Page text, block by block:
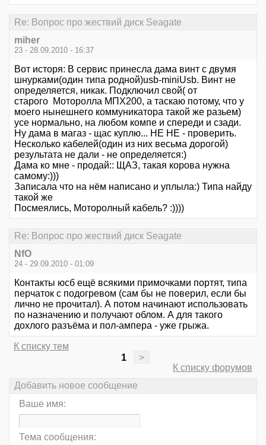
Re: Вопрос про жествий диск Seagate
miher
23 - 28.09.2010 - 16:37
Вот исторя: В сервис принесла дама винт с двумя
шнурками(один типа родной)usb-miniUsb. Винт не
определяется, никак. Подключил свой( от
старого Моторолла МПХ200, а таскаю потому, что у
моего нынешнего коммуникатора такой же разьем)
усе нормально, на любом компе и спереди и сзади.
Ну дама в магаз - щас куплю... НЕ НЕ - проверить.
Несколько кабелей(один из них весьма дорогой)
результата не дали - не определяется:)
Дама ко мне - продай:: ЩАЗ, такая корова нужна
самому:)))
Записала что на нём написано и уплыла:) Типа найду
такой же
Посмеялись, Моторолный кабель? :))))
Re: Вопрос про жествий диск Seagate
NfO
24 - 29.09.2010 - 01:09
Контакты юсб ещё всякими примочками портят, типа
перчаток с подогревом (сам бы не поверил, если бы
лично не прочитал). А потом начинают использовать
по назначению и получают облом. А для такого
дохлого разъёма и пол-ампера - уже грыжа.
К списку тем
1
>
К списку форумов
Добавить новое сообщение
Ваше имя:
Тема сообщения: